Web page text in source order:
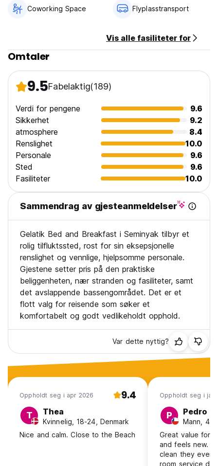
Coworking Space Flyplasstransport
Vis alle fasiliteter for
Omtaler
9.5Fabelaktig(189)
Verdi for pengene
9.6
Sikkerhet
9.2
atmosphere
8.4
Renslighet
10.0
Personale
9.6
Sted
9.6
Fasiliteter
10.0
Sammendrag av gjesteanmeldelser
Gelatik Bed and Breakfast i Seminyak tilbyr et
rolig tilfluktssted, rost for sin eksepsjonelle
renslighet og vennlige, hjelpsomme personale.
Gjestene setter pris på den praktiske
beliggenheten, nær stranden og fasiliteter, samt
det avslappende bassengområdet. Det er et
flott valg for reisende som søker et
komfortabelt og godt vedlikeholdt opphold.
Var dette nyttig?
Oppholdt seg i apr 2026 9.4
T Thea
Kvinnelig, 18-24, Denmark
Nice and calm. Close to the Beach
Oppholdt seg i jan
P Pedro
Mann,
Great value for
and feels new.
clean they even
room service